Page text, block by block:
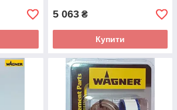
5 063 ₴
Купити